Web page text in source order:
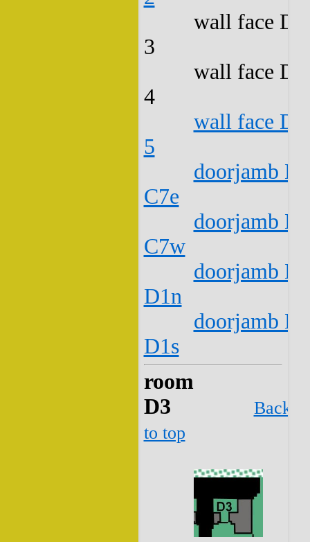
wall face
3
wall face
4
wall face
5
doorjamb
C7e
doorjamb
C7w
doorjamb
D1n
doorjamb
D1s
room
D3
Back
to top